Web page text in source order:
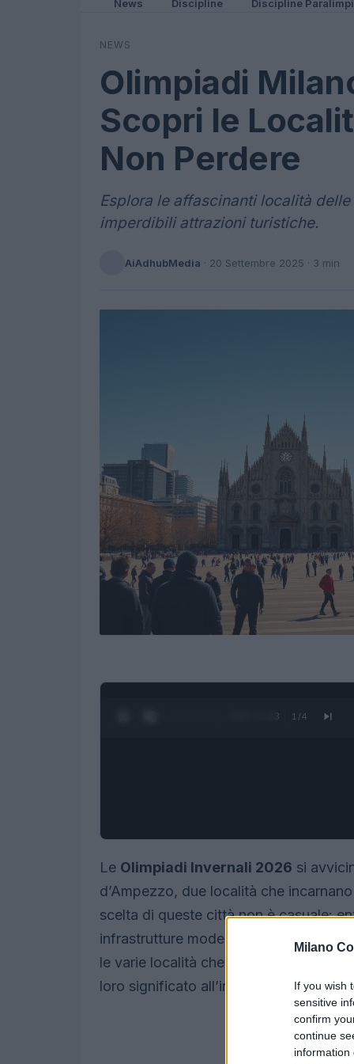
Milano
If you wish
sensitive
confirm
continue
information
News Discipline Discipline
NEWS
Olimpiadi
Scopri le
Non Perdere
Esplora le affascinanti località
imperdibili attrazioni turistiche.
AiAdhubMedia · 20 Settembre 2025 · 3 min
0:28 / 1:23 1 /4
Le Olimpiadi Invernali 2026 si
d’Ampezzo, due località che
scelta di queste città non è casuale:
infrastrutture moderne e una
le varie località che ospiteranno gli
loro significato all’interno dell’evento.